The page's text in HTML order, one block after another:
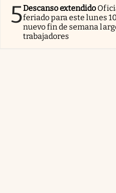
5Descanso extendido
feriado para este lunes
nuevo fin de semana
trabajadores